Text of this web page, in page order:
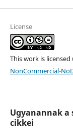
License
This work is licensed
NonCommercial-
Ugyanannak a
cikkei